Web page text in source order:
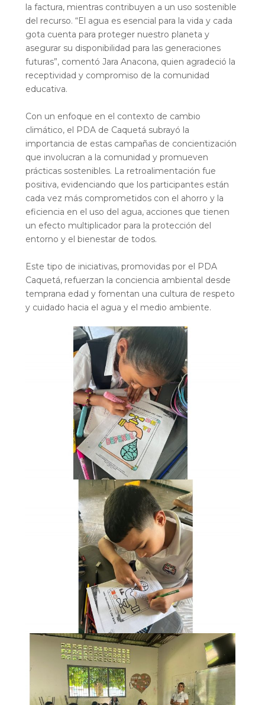
la factura, mientras contribuyen a un uso sostenible
del recurso. “El agua es esencial para la vida y cada
gota cuenta para proteger nuestro planeta y
asegurar su disponibilidad para las generaciones
futuras”, comentó Jara Anacona, quien agradeció la
receptividad y compromiso de la comunidad
educativa.
Con un enfoque en el contexto de cambio
climático, el PDA de Caquetá subrayó la
importancia de estas campañas de concientización
que involucran a la comunidad y promueven
prácticas sostenibles. La retroalimentación fue
positiva, evidenciando que los participantes están
cada vez más comprometidos con el ahorro y la
eficiencia en el uso del agua, acciones que tienen
un efecto multiplicador para la protección del
entorno y el bienestar de todos.
Este tipo de iniciativas, promovidas por el PDA
Caquetá, refuerzan la conciencia ambiental desde
temprana edad y fomentan una cultura de respeto
y cuidado hacia el agua y el medio ambiente.